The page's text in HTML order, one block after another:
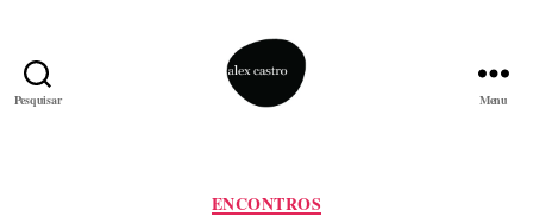
Pesquisar Menu
Categorias
ENCONTROS